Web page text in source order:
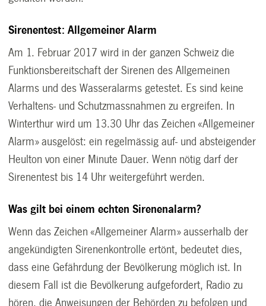
Sirenentest: Allgemeiner Alarm
Am 1. Februar 2017 wird in der ganzen Schweiz die
Funktionsbereitschaft der Sirenen des Allgemeinen
Alarms und des Wasseralarms getestet. Es sind keine
Verhaltens- und Schutzmassnahmen zu ergreifen. In
Winterthur wird um 13.30 Uhr das Zeichen «Allgemeiner
Alarm» ausgelöst: ein regelmässig auf- und absteigender
Heulton von einer Minute Dauer. Wenn nötig darf der
Sirenentest bis 14 Uhr weitergeführt werden.
Was gilt bei einem echten Sirenenalarm?
Wenn das Zeichen «Allgemeiner Alarm» ausserhalb der
angekündigten Sirenenkontrolle ertönt, bedeutet dies,
dass eine Gefährdung der Bevölkerung möglich ist. In
diesem Fall ist die Bevölkerung aufgefordert, Radio zu
hören, die Anweisungen der Behörden zu befolgen und